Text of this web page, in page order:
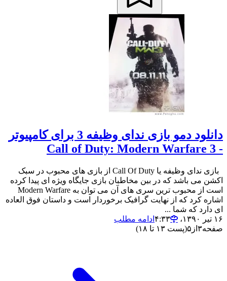
دانلود دمو بازی ندای وظیفه 3 برای کامپیوتر
- Call of Duty: Modern Warfare 3
بازی ندای وظیفه یا Call Of Duty از بازی های محبوب در سبک
اکشن می باشد که در بین مخاطبان بازی جایگاه ویژه ای پیدا کرده
است از محبوب ترین سری های آن می توان به Modern Warfare
اشاره کرد که از نهایت گرافیک برخوردار است و داستان فوق العاده
ای دارد که شما ...
۱۶ تیر ۱۳۹۰،‏ ۴:۳۳
ادامه مطلب
صفحه۳ از ۵(پست ۱۳ تا ۱۸)